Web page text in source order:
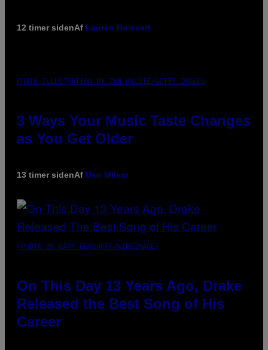
12 timer sidenAf Lauren Boisvert
PHOTO ILLUSTRATION BY IAN WALDIE/GETTY IMAGES
3 Ways Your Music Taste Changes
as You Get Older
13 timer sidenAf Dan Milam
(PHOTO BY GARY GERSHOFF/WIREIMAGE)
On This Day 13 Years Ago, Drake
Released the Best Song of His
Career